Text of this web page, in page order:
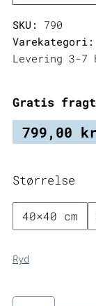
SKU:
790
Varekategori:
Levering 3-7
Gratis fragt
799,00
Størrelse
40×40 cm
Ryd